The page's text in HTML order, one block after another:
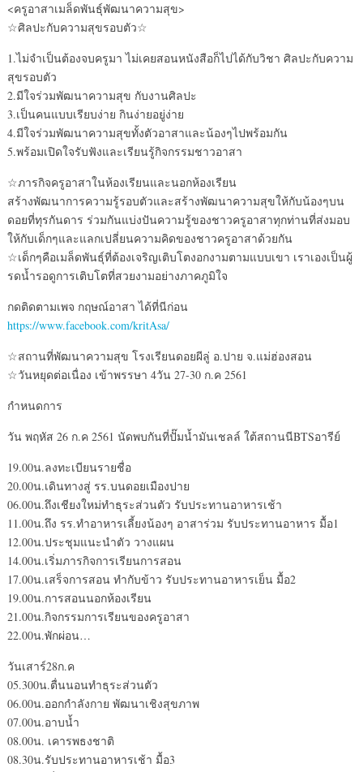
<ครูอาสาเมล็ดพันธุ์พัฒนาความสุข>
☆ศิลปะกับความสุขรอบตัว☆
1.ไม่จำเป็นต้องจบครูมา ไม่เคยสอนหนังสือก็ไปได้กับวิชา ศิลปะกับความ
สุขรอบตัว
2.มีใจร่วมพัฒนาความสุข กับงานศิลปะ
3.เป็นคนแบบเรียบง่าย กินง่ายอยู่ง่าย
4.มีใจร่วมพัฒนาความสุขทั้งตัวอาสาและน้องๆไปพร้อมกัน
5.พร้อมเปิดใจรับฟังและเรียนรู้กิจกรรมชาวอาสา
☆ภารกิจครูอาสาในห้องเรียนและนอกห้องเรียน
สร้างพัฒนาการความรู้รอบตัวและสร้างพัฒนาความสุขให้กับน้องๆบน
ดอยที่ทุรกันดาร ร่วมกันแบ่งปันความรู้ของชาวครูอาสาทุกท่านที่ส่งมอบ
ให้กับเด็กๆและแลกเปลี่ยนความคิดของชาวครูอาสาด้วยกัน
☆เด็กๆคือเมล็ดพันธุ์ที่ต้องเจริญเติบโตงอกงามตามแบบเขา เราเองเป็นผู้
รดน้ำรอดูการเติบโตที่สวยงามอย่างภาคภูมิใจ
กดติดตามเพจ กฤษณ์อาสา ได้ที่นีก่อน
https://www.facebook.com/kritAsa/
☆สถานที่พัฒนาความสุข โรงเรียนดอยผีลู่ อ.ปาย จ.แม่ฮ่องสอน
☆วันหยุดต่อเนื่อง เข้าพรรษา 4วัน 27-30 ก.ค 2561
กำหนดการ
วัน พฤหัส 26 ก.ค 2561 นัดพบกันที่ปั๊มน้ำมันเชลล์ ใต้สถานนีBTSอารีย์
19.00น.ลงทะเบียนรายชื่อ
20.00น.เดินทางสู่ รร.บนดอยเมืองปาย
06.00น.ถึงเชียงใหม่ทำธุระส่วนตัว รับประทานอาหารเช้า
11.00น.ถึง รร.ทำอาหารเลี้ยงน้องๆ อาสาร่วม รับประทานอาหาร มื้อ1
12.00น.ประชุมแนะนำตัว วางแผน
14.00น.เริ่มภารกิจการเรียนการสอน
17.00น.เสร็จการสอน ทำกับข้าว รับประทานอาหารเย็น มื้อ2
19.00น.การสอนนอกห้องเรียน
21.00น.กิจกรรมการเรียนของครูอาสา
22.00น.พักผ่อน…
วันเสาร์28ก.ค
05.300น.ตื่นนอนทำธุระส่วนตัว
06.00น.ออกกำลังกาย พัฒนาเชิงสุขภาพ
07.00น.อาบน้ำ
08.00น. เคารพธงชาติ
08.30น.รับประทานอาหารเช้า มื้อ3